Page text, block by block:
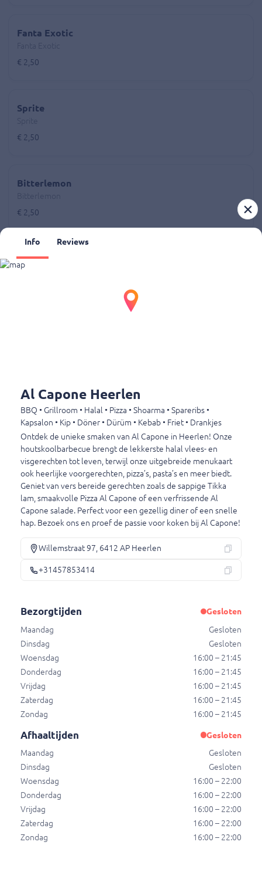
Fanta Exotic
€ 2,50
Sprite
€ 2,50
Bitterlemon
€ 2,50
Lipton ice tea peach
Lipton ice tea peach
Lipton ice tea sparkling
Lipton ice tea sparkling
€ 2,50
Appelsap
Appelsap
€ 2,50
Chocomel
Ayran
Ayran
€ 2,50
Red Bull Energy Drink
Red Bull Energy Drink
€ 3,00
Alcohol
Alcohol
Info Reviews
Al Capone Heerlen
BBQ • Grillroom • Halal • Pizza • Shoarma • Spareribs •
Kapsalon • Kip • Döner • Dürüm • Kebab • Friet • Drankjes
Ontdek de unieke smaken van Al Capone in Heerlen! Onze
houtskoolbarbecue brengt de lekkerste halal vlees- en
visgerechten tot leven, terwijl onze uitgebreide menukaart
ook heerlijke voorgerechten, pizza’s, pasta’s en meer biedt.
Geniet van vers bereide gerechten zoals de sappige Tikka
lam, smaakvolle Pizza Al Capone of een verfrissende Al
Capone salade. Perfect voor een gezellig diner of een snelle
hap. Bezoek ons en proef de passie voor koken bij Al Capone!
Willemstraat 97, 6412 AP Heerlen
+31457853414
Bezorgtijden
Gesloten
Maandag
Gesloten
Dinsdag
Gesloten
Woensdag
16:00 – 21:45
Donderdag
16:00 – 21:45
Vrijdag
16:00 – 21:45
Zaterdag
16:00 – 21:45
Zondag
16:00 – 21:45
Afhaaltijden
Gesloten
Maandag
Gesloten
Dinsdag
Gesloten
Woensdag
16:00 – 22:00
Donderdag
16:00 – 22:00
Vrijdag
16:00 – 22:00
Zaterdag
16:00 – 22:00
Zondag
16:00 – 22:00